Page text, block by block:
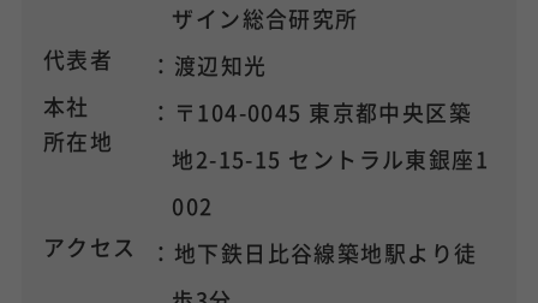
ザイン総合研究所
代表者
：渡辺知光
本社
所在地
：〒104-0045 東京都中央区築
地2-15-15 セントラル東銀座1
002
アクセス
：地下鉄日比谷線築地駅より徒